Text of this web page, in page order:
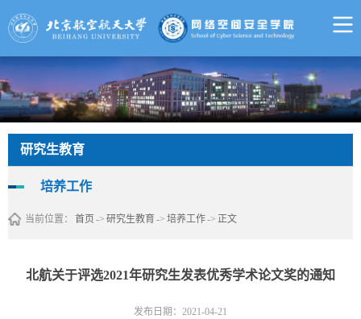
研究生教育
培养工作
当前位置： 首页 -> 研究生教育 -> 培养工作-> 正文
北航关于评选2021年研究生发表优秀学术论文奖的通知
发布日期：2021-04-21